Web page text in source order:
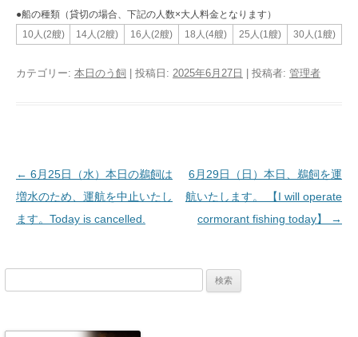
●船の種類（貸切の場合、下記の人数×大人料金となります）
10人(2艘)
14人(2艘) 16人(2艘) 18人(4艘) 25人(1艘) 30人(1艘)
カテゴリー: 本日のう飼 | 投稿日: 2025年6月27日 投稿者: 管理者
投稿ナビゲーション
← 6月25日（水）本日の鵜飼は
増水のため、運航を中止いたし
ます。Today is cancelled.
6月29日（日）本日、鵜飼を運
航いたします。 【I will operate
cormorant fishing today】
→